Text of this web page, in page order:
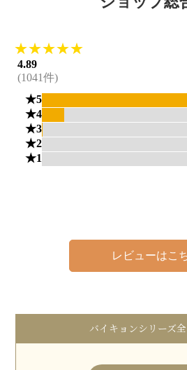
レビューはこ
バイキョンシリーズ